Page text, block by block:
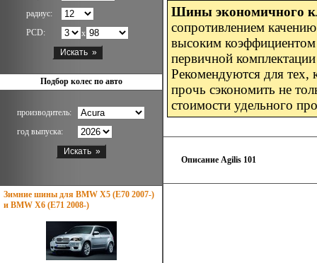
радиус:
PCD:
x
Подбор колес по авто
производитель:
год выпуска:
Зимние шины для BMW X5 (E70 2007-)
и BMW X6 (E71 2008-)
Шины экономичного
сопротивлением
высоким
первичной
Рекомендуются для тех,
прочь сэкономить не
стоимости удельного
Описание Agilis 101